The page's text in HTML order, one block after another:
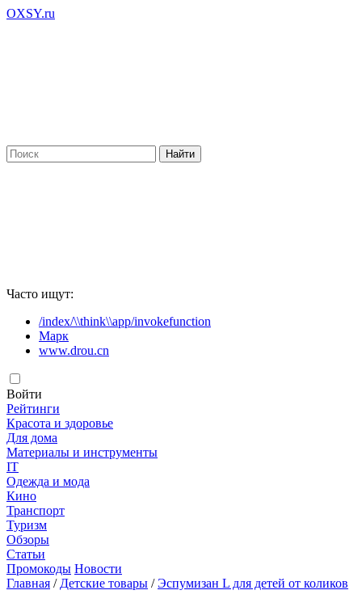
OXSY.ru
Часто ищут:
/index/\\think\\app/invokefunction
Марк
www.drou.cn
Войти
Рейтинги
Красота и здоровье
Для дома
Материалы и инструменты
IT
Одежда и мода
Кино
Транспорт
Туризм
Обзоры
Статьи
Промокоды Новости
Главная / Детские товары /Эспумизан L для детей от коликов